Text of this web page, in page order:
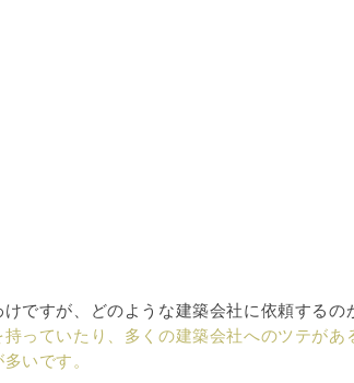
ですが、どのような建築会社に依頼するの
っていたり、多くの建築会社へのツテがあ
いです。